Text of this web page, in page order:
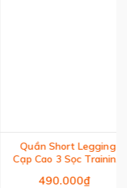
Quần Short Legging
Cạp Cao 3 Sọc Training
490.000₫